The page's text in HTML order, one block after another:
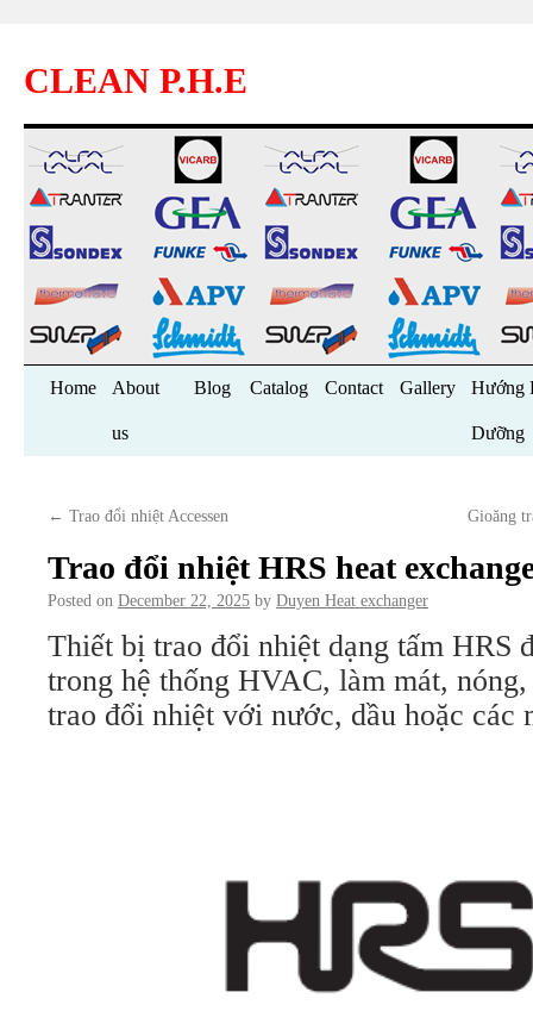
CLEAN P.H.E
Skip
Home About
us
Blog Catalog Contact Gallery Hướng
Dưỡng
← Trao đổi nhiệt Accessen Gioăng
Trao đổi nhiệt HRS heat
Posted on December 22, 2025 by Duyen Heat exchanger
Thiết bị trao đổi nhiệt dạng tấm HRS
trong hệ thống HVAC, làm mát,
trao đổi nhiệt với nước, dầu hoặc các